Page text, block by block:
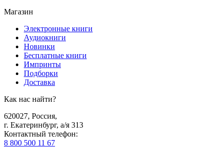
Магазин
Электронные книги
Аудиокниги
Новинки
Бесплатные книги
Импринты
Подборки
Доставка
Как нас найти?
620027, Россия,
г. Екатеринбург, а/я 313
Контактный телефон:
8 800 500 11 67